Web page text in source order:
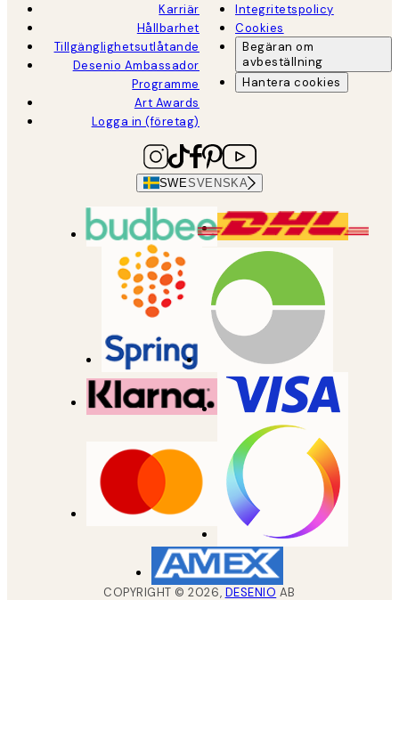
Karriär
Hållbarhet
Tillgänglighetsutlåtande
Desenio Ambassador
Programme
Art Awards
Logga in (företag)
Integritetspolicy
Cookies
Begäran om
avbeställning
Hantera cookies
SWESVENSKA
COPYRIGHT ©2026, DESENIO AB